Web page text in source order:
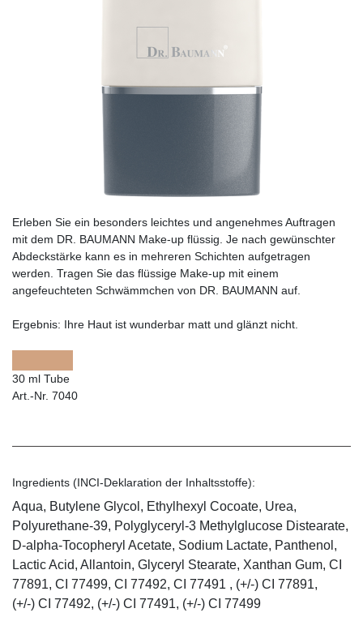
Erleben Sie ein besonders leichtes und angenehmes Auftragen
mit dem DR. BAUMANN Make-up flüssig. Je nach gewünschter
Abdeckstärke kann es in mehreren Schichten aufgetragen
werden. Tragen Sie das flüssige Make-up mit einem
angefeuchteten Schwämmchen von DR. BAUMANN auf.
Ergebnis: Ihre Haut ist wunderbar matt und glänzt nicht.
30 ml Tube
Art.-Nr. 7040
Ingredients (INCI-Deklaration der Inhaltsstoffe):
Aqua, Butylene Glycol, Ethylhexyl Cocoate, Urea,
Polyurethane-39, Polyglyceryl-3 Methylglucose Distearate,
D-alpha-Tocopheryl Acetate, Sodium Lactate, Panthenol,
Lactic Acid, Allantoin, Glyceryl Stearate, Xanthan Gum, CI
77891, CI 77499, CI 77492, CI 77491 , (+/-) CI 77891,
(+/-) CI 77492, (+/-) CI 77491, (+/-) CI 77499